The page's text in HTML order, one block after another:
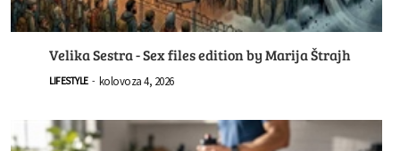
Velika Sestra - Sex files edition by Marija Štrajh
LIFESTYLE - kolovoza 4, 2026